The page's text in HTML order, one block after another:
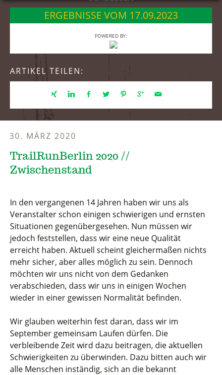
springen
ERGEBNISSE VOM 17.09.2023
POWERED BY:
ARTIKEL TEILEN:
30. MÄRZ 2020
TrailRunBerlin 2020 //
Zwischenstand
In den vergangenen 14 Jahren haben wir uns als
Veranstalter schon einigen schwierigen und ernsten
Situationen gegenübergesehen. Nun müssen wir
jedoch feststellen, dass wir eine neue Qualität
erreicht haben. Aktuell scheint gleichermaßen nichts
mehr sicher, aber alles möglich zu sein. Dennoch
möchten wir uns nicht von dem Gedanken
verabschieden, dass wir uns in einigen Wochen
wieder in einer gewissen Normalität befinden.
Wir glauben weiterhin fest daran, dass wir im
September gemeinsam Laufen dürfen. Die
verbleibende Zeit wird dazu beitragen, die aktuellen
Schwierigkeiten zu überwinden. Dazu bitten auch wir
alle Menschen inständig, sich an die bekannt